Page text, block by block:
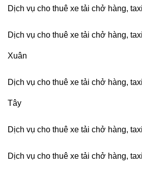
Dịch vụ cho thuê xe tải chở hàng,
Dịch vụ cho thuê xe tải chở hàng,
Xuân
Dịch vụ cho thuê xe tải chở hàng,
Tây
Dịch vụ cho thuê xe tải chở hàng,
Dịch vụ cho thuê xe tải chở hàng,